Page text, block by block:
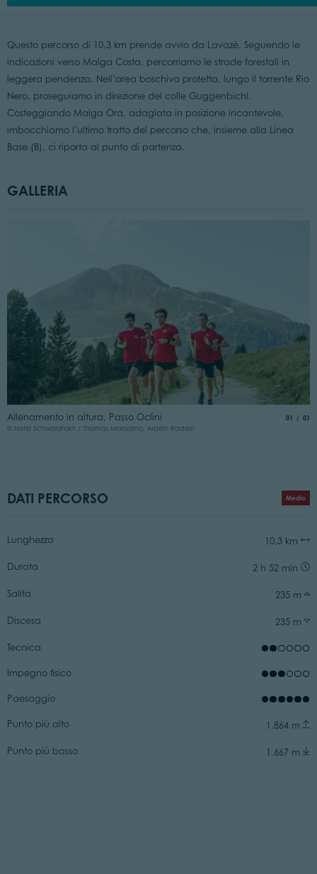
Questo percorso di 10,3 km prende avvio da Lavazè. Seguendo le
indicazioni verso Malga Costa, percorriamo le strade forestali in
leggera pendenza. Nell’area boschiva protetta, lungo il torrente Rio
Nero, proseguiamo in direzione del colle Guggenbichl.
Costeggiando Malga Ora, adagiata in posizione incantevole,
imbocchiamo l’ultimo tratto del percorso che, insieme alla Linea
Base (B), ci riporta al punto di partenza.
GALLERIA
Allenamento in altura, Passo Oclini
© Hotel Schwarzhorn / Thomas Monsorno, Aldein Radein
01 di
01
DATI PERCORSO Medio
Lunghezza 10,3 km
Durata 2 h 52 min
Salita 235 m
Discesa 235 m
Tecnica
Impegno fisico
Paesaggio
Punto più alto 1.864 m
Punto più basso 1.667 m